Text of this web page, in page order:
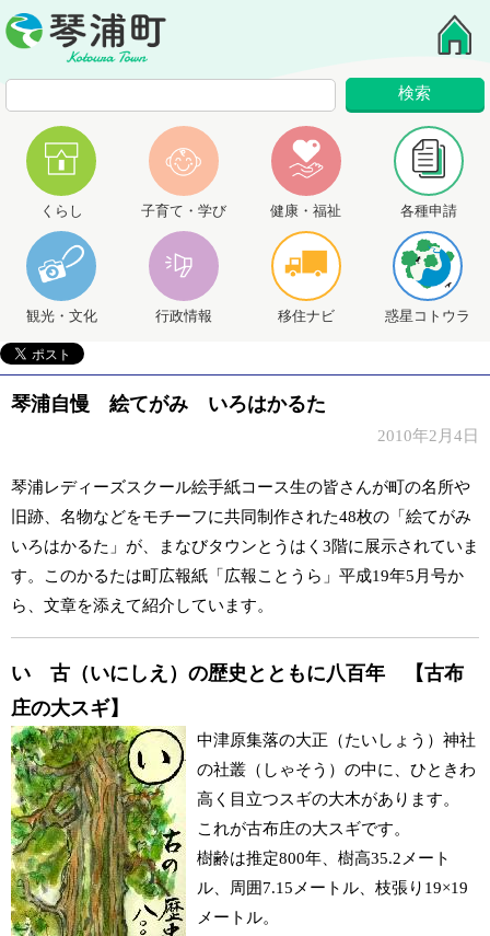
くらし 子育て・学び 健康・福祉 各種申請
観光・文化 行政情報 移住ナビ 惑星コトウラ
琴浦自慢 絵てがみ いろはかるた
2010年2月4日
琴浦レディーズスクール絵手紙コース生の皆さんが町の名所や
旧跡、名物などをモチーフに共同制作された48枚の「絵てがみ
いろはかるた」が、まなびタウンとうはく3階に展示されていま
す。このかるたは町広報紙「広報ことうら」平成19年5月号か
ら、文章を添えて紹介しています。
い 古（いにしえ）の歴史とともに八百年 【古布
庄の大スギ】
中津原集落の大正（たいしょう）神社
の社叢（しゃそう）の中に、ひときわ
高く目立つスギの大木があります。
これが古布庄の大スギです。
樹齢は推定800年、樹高35.2メート
ル、周囲7.15メートル、枝張り19×19
メートル。